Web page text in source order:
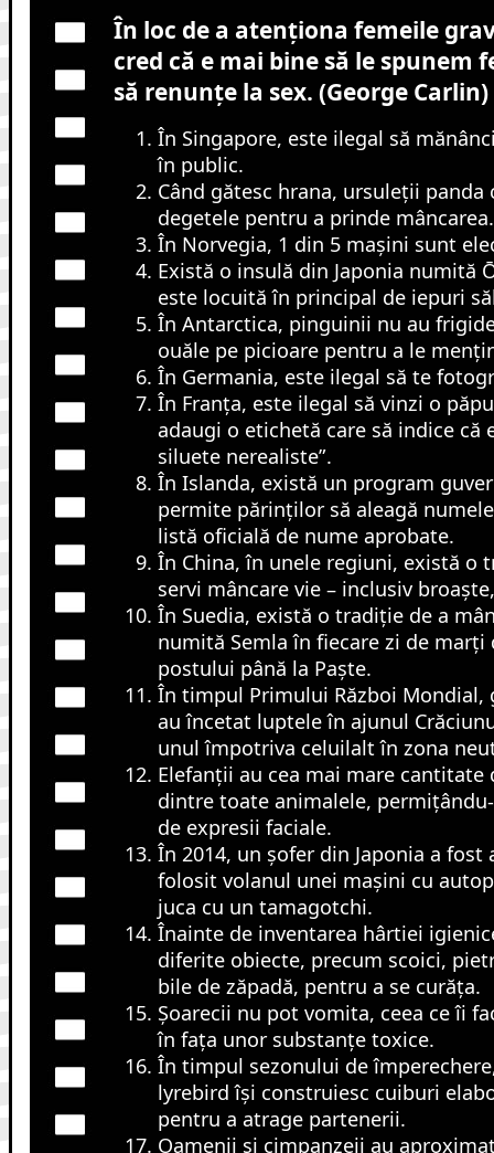
În loc de a atenţiona femeile
cred că e mai bine să le spunem
să renunţe la sex. (George Carlin)
În Singapore, este ilegal să
în public.
Când gătesc hrana, ursuleții panda
degetele pentru a prinde mâncarea.
În Norvegia, 1 din 5 mașini sunt
Există o insulă din Japonia numită
este locuită în principal de iepuri
În Antarctica, pinguinii nu au
ouăle pe picioare pentru a le
În Germania, este ilegal să te
În Franța, este ilegal să vinzi o
adaugi o etichetă care să indice că
siluete nerealiste”.
În Islanda, există un program
permite părinților să aleagă
listă oficială de nume aprobate.
În China, în unele regiuni, există o
servi mâncare vie – inclusiv
În Suedia, există o tradiție de a
numită Semla în fiecare zi de marți
postului până la Paște.
În timpul Primului Război
au încetat luptele în ajunul
unul împotriva celuilalt în zona
Elefanții au cea mai mare cantitate
dintre toate animalele,
de expresii faciale.
În 2014, un șofer din Japonia a fost
folosit volanul unei mașini cu
juca cu un tamagotchi.
Înainte de inventarea hârtiei
diferite obiecte, precum scoici,
bile de zăpadă, pentru a se curăța.
Șoarecii nu pot vomita, ceea ce îi
în fața unor substanțe toxice.
În timpul sezonului de
lyrebird își construiesc cuiburi
pentru a atrage partenerii.
Oamenii și cimpanzeii au